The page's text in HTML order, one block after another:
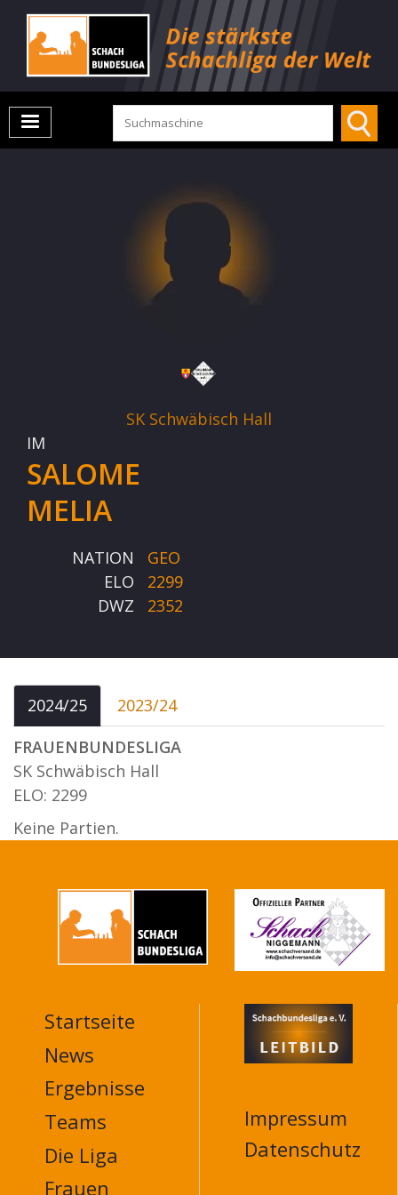
SK Schwäbisch Hall
IM
SALOME
MELIA
NATION
GEO
ELO
2299
DWZ
2352
2024/25
2023/24
FRAUENBUNDESLIGA
SK Schwäbisch Hall
ELO: 2299
Keine Partien.
MAIN
NAVIGATION
FOOTER
Startseite
News
Ergebnisse
Teams
Die Liga
Frauen
Impressum
Datenschutz